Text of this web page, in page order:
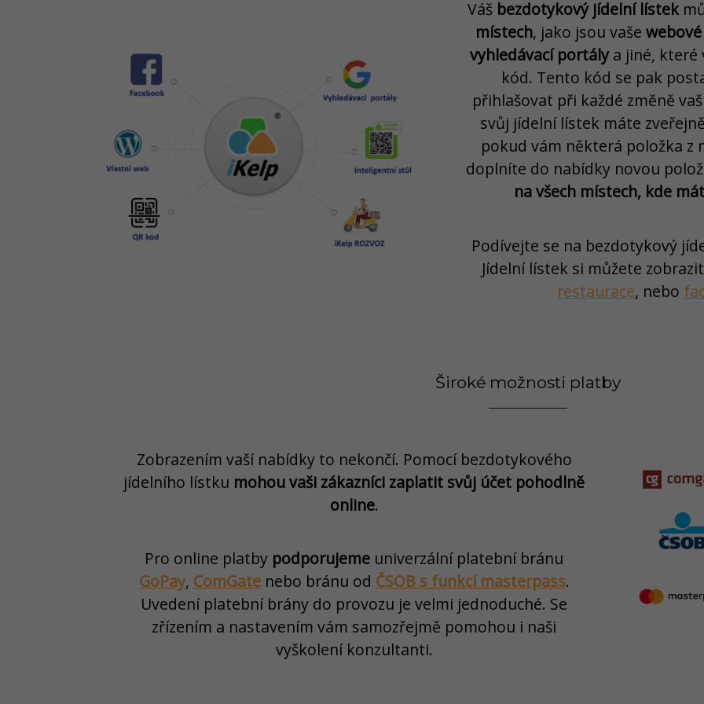
Váš bezdotykový jídelní lístek
místech, jako jsou vaše
vyhledávací portálya jiné, které
kód. Tento kód se pak
přihlašovat při každé změně
svůj jídelní lístek máte
pokud vám některá položka z
doplníte do nabídky novou
na všech místech, kde
Podívejte se na bezdotykový
Jídelní lístek si můžete
restaurace, nebo
Široké možnosti platby
Zobrazením vaší nabídky to nekončí. Pomocí bezdotykového
jídelního lístku mohou vaši zákazníci zaplatit svůj účet pohodlně
online.
Pro online platby podporujeme univerzální platební bránu
GoPay, ComGatenebo bránu od ČSOB s funkcí masterpass.
Uvedení platební brány do provozu je velmi jednoduché. Se
zřízením a nastavením vám samozřejmě pomohou i naši
vyškolení konzultanti.